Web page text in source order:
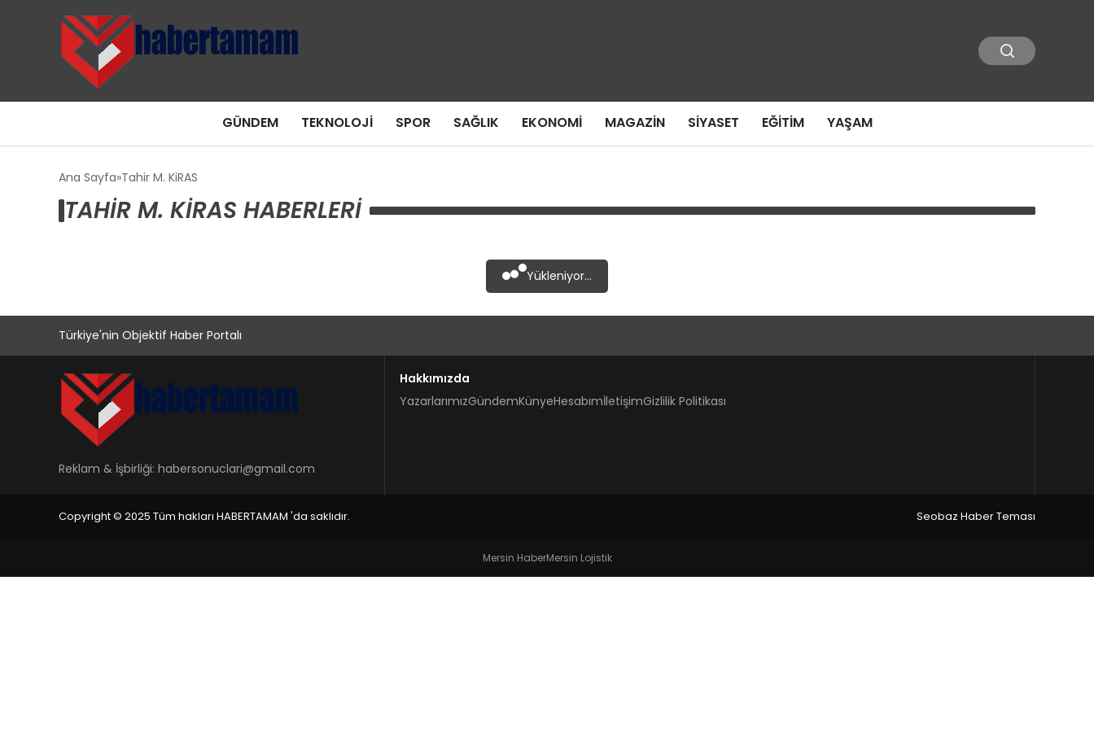
GÜNDEM TEKNOLOJI SPOR SAĞLIK EKONOMI MAGAZIN SIYASET EĞITIM YAŞAM
Ana Sayfa Tahir M. KiRAS
TAHIR M. KIRAS HABERLERI
Yükleniyor...
Türkiye'nin Objektif Haber Portalı
Reklam & İşbirliği: habersonuclari@gmail.com
Hakkımızda
YazarlarımızGündemKünyeHesabımİletişimGizlilik Politikası
Copyright © 2025 Tüm hakları HABERTAMAM 'da saklıdır. Seobaz Haber Teması
Mersin HaberMersin Lojistik